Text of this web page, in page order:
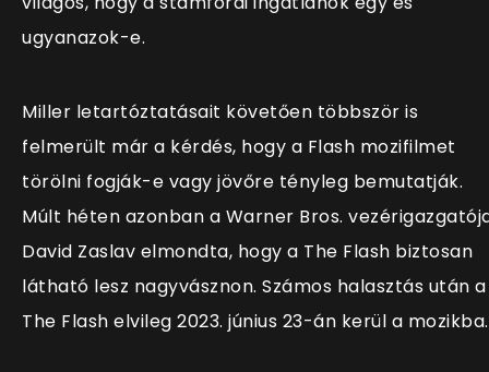
ugyanazok-e.
Miller letartóztatásait követően többször is
felmerült már a kérdés, hogy a Flash mozifilmet
törölni fogják-e vagy jövőre tényleg bemutatják.
Múlt héten azonban a Warner Bros.
David Zaslav elmondta, hogy a The Flash biztosan
látható lesz nagyvásznon. Számos halasztás után a
The Flash elvileg 2023. június 23-án kerül a mozikba.